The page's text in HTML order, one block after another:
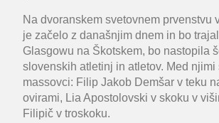
Na dvoranskem svetovnem prvenstvu
je začelo z današnjim dnem in bo
Glasgowu na Škotskem, bo nastopila
slovenskih atletinj in atletov. Med njimi
massovci: Filip Jakob Demšar v teku
ovirami, Lia Apostolovski v skoku v
Filipič v troskoku.